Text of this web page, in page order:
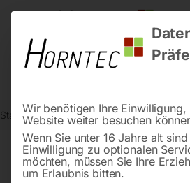
Start Werkstatttechnik Sprühgeräte /
Wir benötigen Ihre Einwilligung,
Website weiter besuchen
Wenn Sie unter 16 Jahre alt
Einwilligung zu optionalen
möchten, müssen Sie Ihre
um Erlaubnis bitten.